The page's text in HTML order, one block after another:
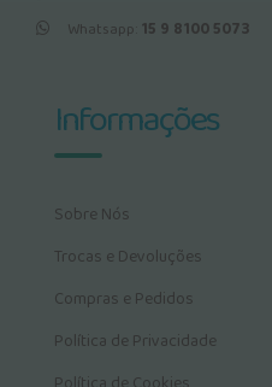
Whatsapp: 15 9 8100 5073
Informações
Sobre Nós
Trocas e Devoluções
Compras e Pedidos
Política de Privacidade